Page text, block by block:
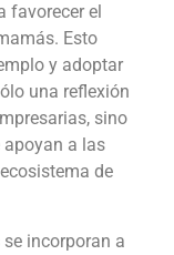
favorecer el
Esto
y adoptar
una reflexión
sino
a las
de
incorporan a